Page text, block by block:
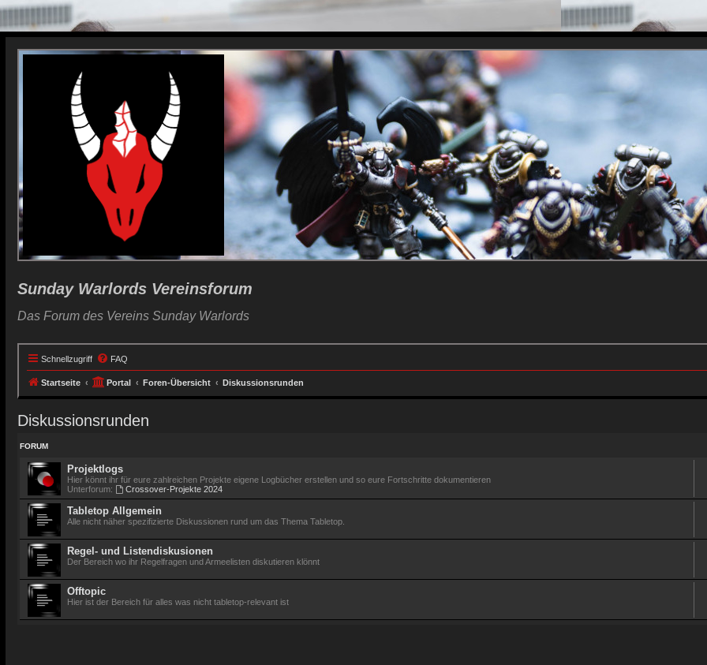
Sunday Warlords Vereinsforum
Das Forum des Vereins Sunday Warlords
Schnellzugriff FAQ
Startseite Portal Foren-Übersicht Diskussionsrunden
Diskussionsrunden
FORUM
Projektlogs
Hier könnt ihr für eure zahlreichen Projekte eigene Logbücher erstellen und so eure Fortschritte dokumentieren
Unterforum:
Crossover-Projekte 2024
Tabletop Allgemein
Alle nicht näher spezifizierte Diskussionen rund um das Thema Tabletop.
Regel- und Listendiskusionen
Der Bereich wo ihr Regelfragen und Armeelisten diskutieren klönnt
Offtopic
Hier ist der Bereich für alles was nicht tabletop-relevant ist